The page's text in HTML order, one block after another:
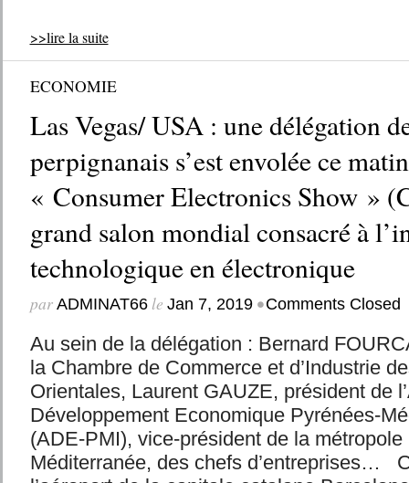
>>lire la suite
ECONOMIE
Las Vegas/ USA : une délégation
perpignanais s’est envolée ce
« Consumer Electronics Show »
grand salon mondial consacré à
technologique en électronique
par ADMINAT66le Jan 7, 2019 •Comments Closed
Au sein de la délégation : Bernard
la Chambre de Commerce et d’Industrie
Orientales, Laurent GAUZE, président de
Développement Economique Pyrénées-
(ADE-PMI), vice-président de la métropole
Méditerranée, des chefs d’entreprises…